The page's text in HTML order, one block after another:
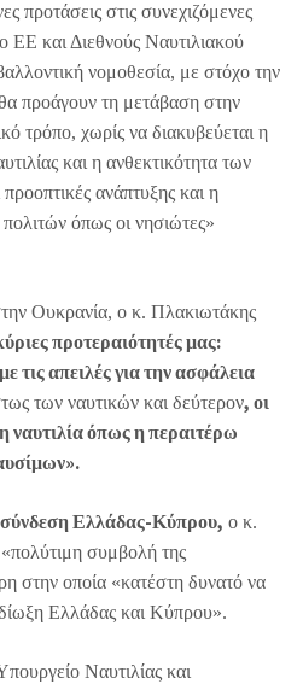
προτάσεις στις συνεχιζόμενες
ΕΕ και Διεθνούς Ναυτιλιακού
νομοθεσία, με στόχο την
προάγουν τη μετάβαση στην
τρόπο, χωρίς να διακυβεύεται η
και η ανθεκτικότητα των
ανάπτυξης και η
όπως οι νησιώτες»
Ουκρανία, ο κ. Πλακιωτάκης
προτεραιότητές μας:
τις απειλές για την ασφάλεια
των ναυτικών και δεύτερον, οι
ναυτιλία όπως η περαιτέρω
σύνδεση Ελλάδας-Κύπρου, ο κ.
συμβολή της
στην οποία «κατέστη δυνατό να
Ελλάδας και Κύπρου».
Ναυτιλίας και